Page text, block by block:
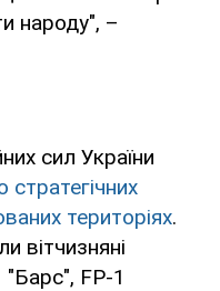
народу", –
сил України
стратегічних
територіях.
вітчизняні
"Барс", FP-1